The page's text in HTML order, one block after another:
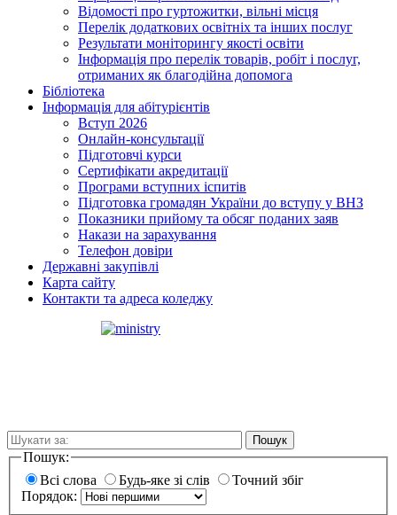
Відомості про гуртожитки, вільні місця
Перелік додаткових освітніх та інших послуг
Результати моніторингу якості освіти
Інформація про перелік товарів, робіт і послуг,
отриманих як благодійна допомога
Бібліотека
Інформація для абітурієнтів
Вступ 2026
Онлайн-консультації
Підготовчі курси
Сертифікати акредитації
Програми вступних іспитів
Підготовка громадян України до вступу у ВНЗ
Показники прийому та обсяг поданих заяв
Накази на зарахування
Телефон довіри
Державні закупівлі
Карта сайту
Контакти та адреса коледжу
Пошук
Пошук:
Всі слова
Будь-яке зі слів
Точний збіг
Порядок: